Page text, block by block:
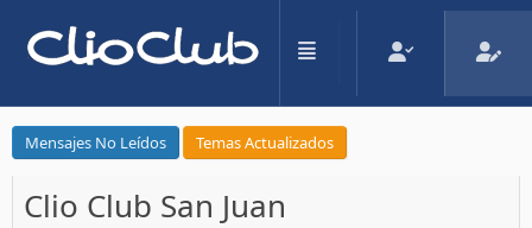
Mensajes No Leídos Temas Actualizados
Clio Club San Juan